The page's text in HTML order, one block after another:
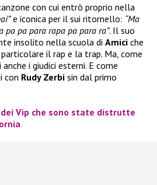
con cui entrò proprio nella
e iconica per il sui ritornello: “Ma
pa pa para rapa pa para ra”. Il suo
insolito nella scuola di Amici che
il rap e la trap. Ma, come
i giudici esterni. E come
con Rudy Zerbi sin dal primo
dei Vip che sono state distrutte